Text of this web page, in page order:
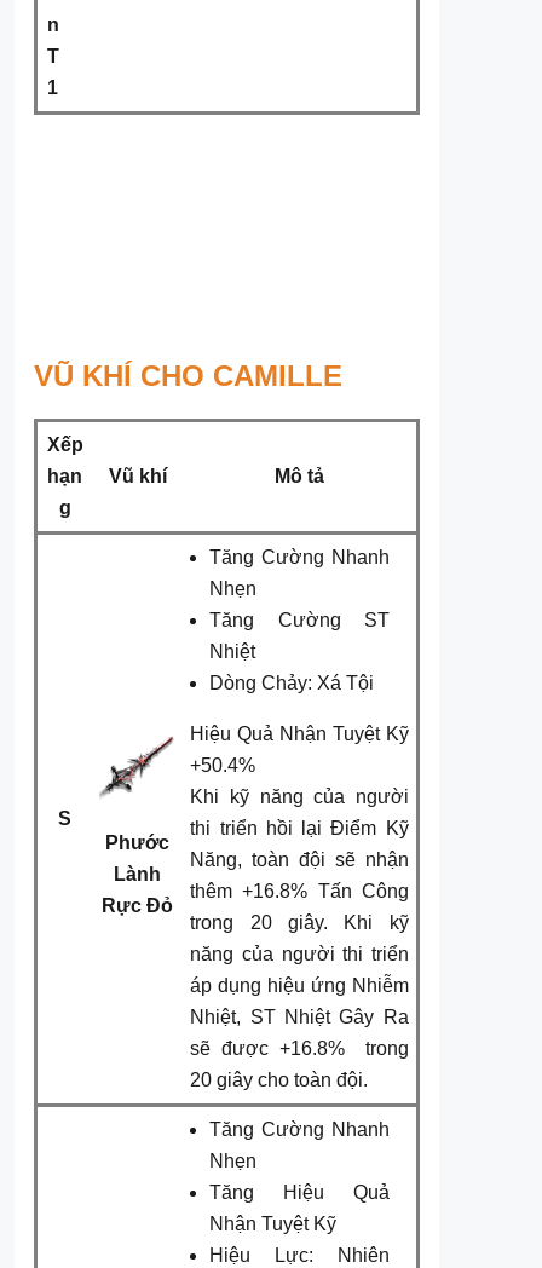
n
T
1
VŨ KHÍ CHO CAMILLE
Xếp
hạn
g
Vũ khí Mô tả
S
Phước
Lành
Rực Đỏ
Tăng Cường Nhanh
Nhẹn
Tăng Cường ST
Nhiệt
Dòng Chảy: Xá Tội
Hiệu Quả Nhận Tuyệt Kỹ
+50.4%
Khi kỹ năng của người
thi triển hồi lại Điểm Kỹ
Năng, toàn đội sẽ nhận
thêm +16.8% Tấn Công
trong 20 giây. Khi kỹ
năng của người thi triển
áp dụng hiệu ứng Nhiễm
Nhiệt, ST Nhiệt Gây Ra
sẽ được +16.8% trong
20 giây cho toàn đội.
Tăng Cường Nhanh
Nhẹn
Tăng Hiệu Quả
Nhận Tuyệt Kỹ
Hiệu Lực: Nhiên